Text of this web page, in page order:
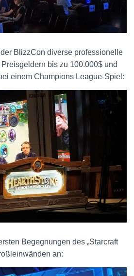
BlizzCon diverse professionelle
bis zu 100.000$ und
einem Champions League-Spiel:
Begegnungen des „Starcraft
an: